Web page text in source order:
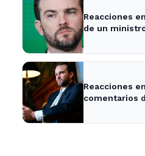
Reacciones
de un
Reacciones
comentarios